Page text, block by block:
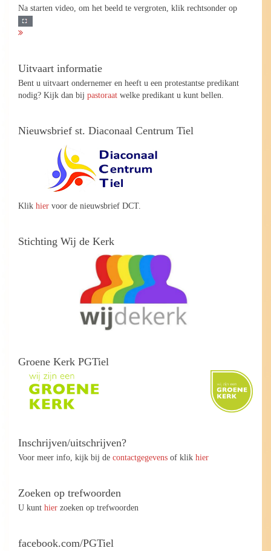
Na starten video, om het beeld te vergroten, klik rechtsonder op
Uitvaart informatie
Bent u uitvaart ondernemer en heeft u een protestantse predikant
nodig? Kijk dan bij pastoraat welke predikant u kunt bellen.
Nieuwsbrief st. Diaconaal Centrum Tiel
Klik hier voor de nieuwsbrief DCT.
Stichting Wij de Kerk
Groene Kerk PGTiel
Inschrijven/uitschrijven?
Voor meer info, kijk bij de contactgegevens of klik hier
Zoeken op trefwoorden
U kunt hier zoeken op trefwoorden
facebook.com/PGTiel